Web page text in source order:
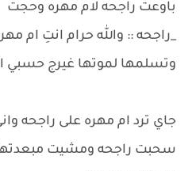
باوعت راجحه لام مهره وحجت
_راجحه :: والله حرام انتِ ام
وتسلمها لموتها غيرج حسبي
جاي ترد ام مهره على راجحه
سحبت راجحه ومشيت